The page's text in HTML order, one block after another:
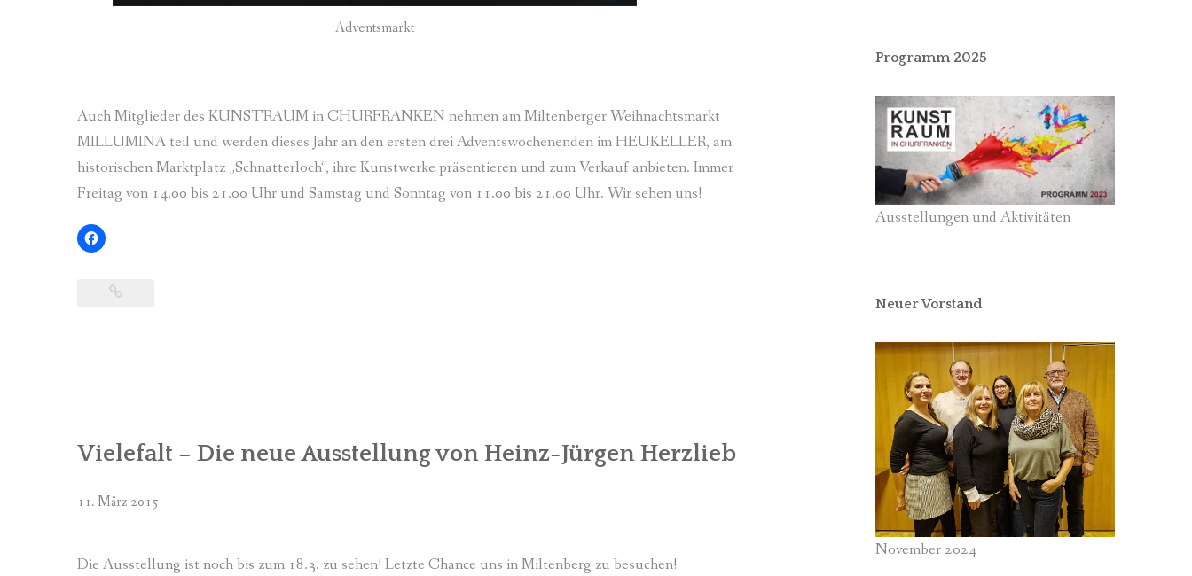
Adventsmarkt
Auch Mitglieder des KUNSTRAUM in CHURFRANKEN nehmen am Miltenberger Weihnachtsmarkt
MILLUMINA teil und werden dieses Jahr an den ersten drei Adventswochenenden im HEUKELLER, am
historischen Marktplatz „Schnatterloch“, ihre Kunstwerke präsentieren und zum Verkauf anbieten. Immer
Freitag von 14.00 bis 21.00 Uhr und Samstag und Sonntag von 11.00 bis 21.00 Uhr. Wir sehen uns!
Vielefalt – Die neue Ausstellung von Heinz-Jürgen Herzlieb
11. März 2015
Die Ausstellung ist noch bis zum 18.3. zu sehen! Letzte Chance uns in Miltenberg zu besuchen!
Programm 2025
Ausstellungen und Aktivitäten
Neuer Vorstand
November 2024